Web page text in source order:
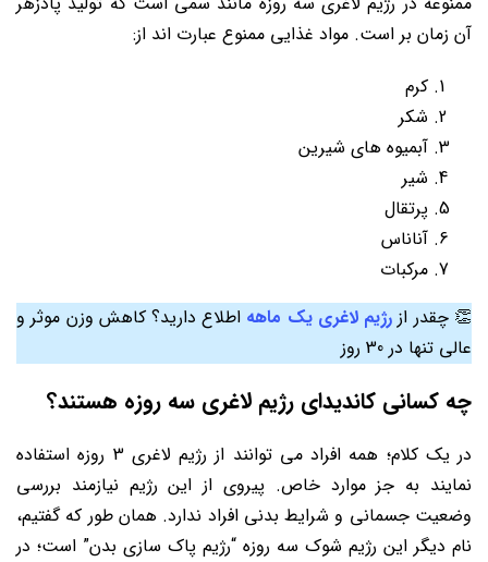
آن زمان بر است. مواد غذایی ممنوع عبارت اند از:
کرم
شکر
آبمیوه های شیرین
شیر
پرتقال
آناناس
مرکبات
👏 چقدر از رژیم لاغری یک ماهه اطلاع دارید؟ کاهش وزن موثر و
عالی تنها در 30 روز
چه کسانی کاندیدای رژیم لاغری سه روزه هستند؟
در یک کلام؛ همه افراد می توانند از رژیم لاغری 3 روزه استفاده
نمایند به جز موارد خاص. پیروی از این رژیم نیازمند بررسی
وضعیت جسمانی و شرایط بدنی افراد ندارد. همان طور که گفتیم،
نام دیگر این رژیم شوک سه روزه “رژیم پاک سازی بدن” است؛ در